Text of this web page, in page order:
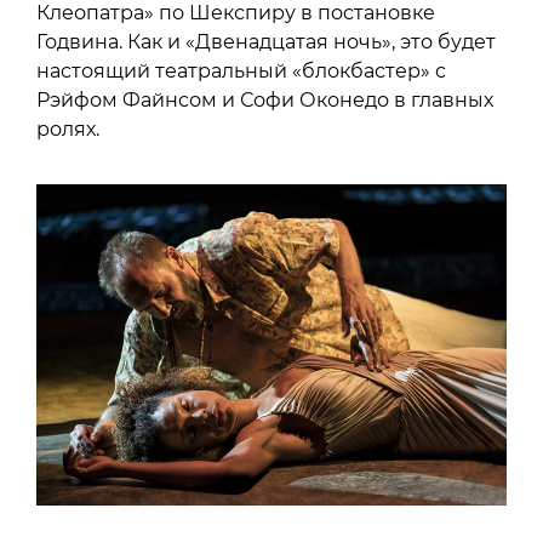
Клеопатра» по Шекспиру в постановке
Годвина. Как и «Двенадцатая ночь», это будет
настоящий театральный «блокбастер» с
Рэйфом Файнсом и Софи Оконедо в главных
ролях.